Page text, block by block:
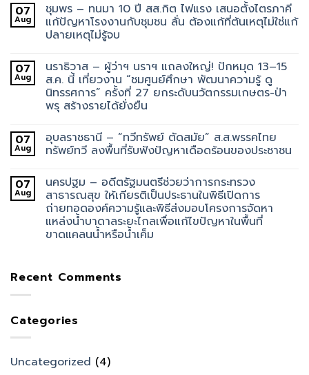
07
Aug
ชุมพร – ทนมา 10 ปี สส.กิต ไฟแรง เสนอตั้งไตรภาคี
แก้ปัญหาโรงงานกับชุมชน ลั่น ต้องแก้ที่ต้นเหตุไม่ใช่แก้
ปลายเหตุไม่รู้จบ
07
Aug
นราธิวาส – ผู้ว่าฯ นราฯ แถลงใหญ่! ปักหมุด 13–15
ส.ค. นี้ เที่ยวงาน “ชมศูนย์ศึกษา พัฒนาความรู้ ดู
นิทรรศการ” ครั้งที่ 27 ยกระดับนวัตกรรมเกษตร-ป่า
พรุ สร้างรายได้ยั่งยืน
07
Aug
อุบลราชธานี – “ทวีทรัพย์ ตัดสมัย” ส.ส.พรรคไทย
ทรัพย์ทวี ลงพื้นที่รับฟังปัญหาเดือดร้อนของประชาชน
07
Aug
นครปฐม – อดีตรัฐมนตรีช่วยว่าการกระทรวง
สาธารณสุข ให้เกียรติเป็นประธานในพิธีเปิดการ
ถ่ายทอดองค์ความรู้และพิธีส่งมอบโครงการจัดหา
แหล่งน้ำบาดาลระยะไกลเพื่อแก้ไขปัญหาในพื้นที่
ขาดแคลนน้ำหรือน้ำเค็ม
Recent Comments
Categories
Uncategorized (4)